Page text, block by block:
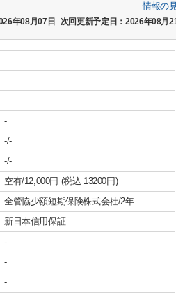
情報の
年08月07日 次回更新予定日：2026年08月
-
-/-
-/-
空有/12,000円 (税込 13200円)
全管協少額短期保険株式会社/2年
新日本信用保証
-
-
-